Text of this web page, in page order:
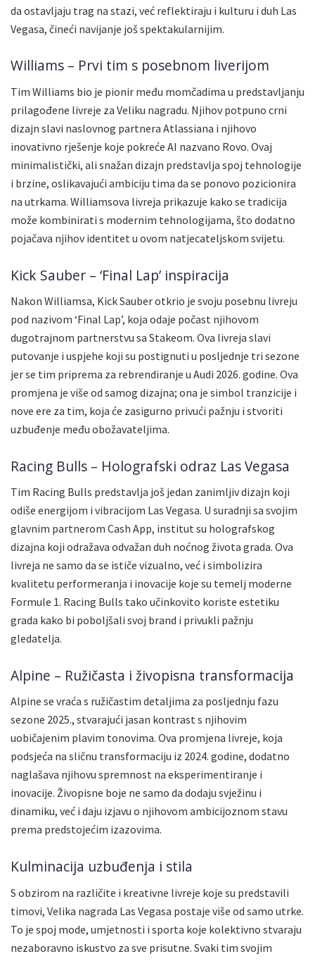
da ostavljaju trag na stazi, već reflektiraju i kulturu i duh Las
Vegasa, čineći navijanje još spektakularnijim.
Williams – Prvi tim s posebnom liverijom
Tim Williams bio je pionir među momčadima u predstavljanju
prilagođene livreje za Veliku nagradu. Njihov potpuno crni
dizajn slavi naslovnog partnera Atlassiana i njihovo
inovativno rješenje koje pokreće AI nazvano Rovo. Ovaj
minimalistički, ali snažan dizajn predstavlja spoj tehnologije
i brzine, oslikavajući ambiciju tima da se ponovo pozicionira
na utrkama. Williamsova livreja prikazuje kako se tradicija
može kombinirati s modernim tehnologijama, što dodatno
pojačava njihov identitet u ovom natjecateljskom svijetu.
Kick Sauber – ‘Final Lap’ inspiracija
Nakon Williamsa, Kick Sauber otkrio je svoju posebnu livreju
pod nazivom ‘Final Lap’, koja odaje počast njihovom
dugotrajnom partnerstvu sa Stakeom. Ova livreja slavi
putovanje i uspjehe koji su postignuti u posljednje tri sezone
jer se tim priprema za rebrendiranje u Audi 2026. godine. Ova
promjena je više od samog dizajna; ona je simbol tranzicije i
nove ere za tim, koja će zasigurno privući pažnju i stvoriti
uzbuđenje među obožavateljima.
Racing Bulls – Holografski odraz Las Vegasa
Tim Racing Bulls predstavlja još jedan zanimljiv dizajn koji
odiše energijom i vibracijom Las Vegasa. U suradnji sa svojim
glavnim partnerom Cash App, institut su holografskog
dizajna koji odražava odvažan duh noćnog života grada. Ova
livreja ne samo da se ističe vizualno, već i simbolizira
kvalitetu performeranja i inovacije koje su temelj moderne
Formule 1. Racing Bulls tako učinkovito koriste estetiku
grada kako bi poboljšali svoj brand i privukli pažnju
gledatelja.
Alpine – Ružičasta i živopisna transformacija
Alpine se vraća s ružičastim detaljima za posljednju fazu
sezone 2025., stvarajući jasan kontrast s njihovim
uobičajenim plavim tonovima. Ova promjena livreje, koja
podsjeća na sličnu transformaciju iz 2024. godine, dodatno
naglašava njihovu spremnost na eksperimentiranje i
inovacije. Živopisne boje ne samo da dodaju svježinu i
dinamiku, već i daju izjavu o njihovom ambicijoznom stavu
prema predstojećim izazovima.
Kulminacija uzbuđenja i stila
S obzirom na različite i kreativne livreje koje su predstavili
timovi, Velika nagrada Las Vegasa postaje više od samo utrke.
To je spoj mode, umjetnosti i sporta koje kolektivno stvaraju
nezaboravno iskustvo za sve prisutne. Svaki tim svojim